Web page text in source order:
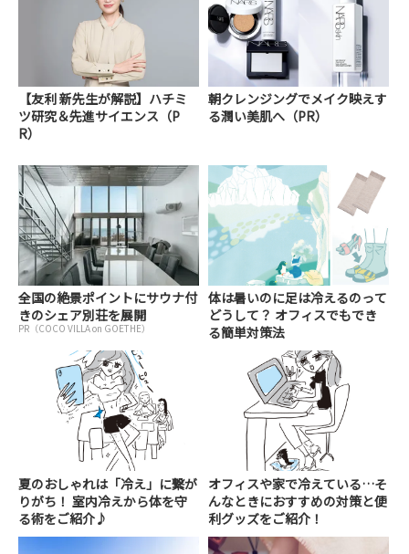
【友利 新先生が解説】ハチミ
ツ研究＆先進サイエンス（P
R）
朝クレンジングでメイク映えす
る潤い美肌へ（PR）
全国の絶景ポイントにサウナ付
きのシェア別荘を展開
PR（COCO VILLA on GOETHE）
体は暑いのに足は冷えるのって
どうして？ オフィスでもでき
る簡単対策法
夏のおしゃれは「冷え」に繋が
りがち！ 室内冷えから体を守
る術をご紹介♪
オフィスや家で冷えている…そ
んなときにおすすめの対策と便
利グッズをご紹介！